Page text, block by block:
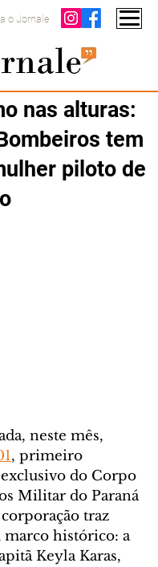
o Jornale
nas alturas:
tem
piloto de
neste mês,
, primeiro
do Corpo
Militar do Paraná
traz
histórico: a
Keyla Karas,